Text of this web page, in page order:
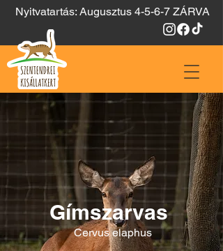
Nyitvatartás: Augusztus 4-5-6-7 ZÁRVA
Gímszarvas
Cervus elaphus